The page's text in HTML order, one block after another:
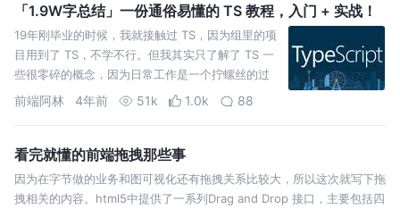
「1.9W字总结」一份通俗易懂的 TS 教程，入门 + 实战！
19年刚毕业的时候，我就接触过 TS，因为组里的项
目用到了 TS，不学不行。但我其实只了解了 TS 一
些很零碎的概念，因为日常工作是一个拧螺丝的过
程，只需要把别人的代码复制粘贴过来能跑就行，
前端阿林 4年前 51k 1.0k 88
看完就懂的前端拖拽那些事
因为在字节做的业务和图可视化还有拖拽关系比较大，所以这次就写下拖
拽相关的内容。html5中提供了一系列Drag and Drop 接口，主要包括四